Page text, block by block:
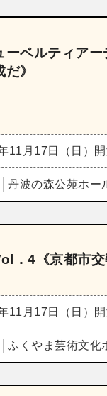
ーベルティア
》
11月17日（日）
丹波の森公苑ホー
．4《京都市交
11月17日（日）
ふくやま芸術文化